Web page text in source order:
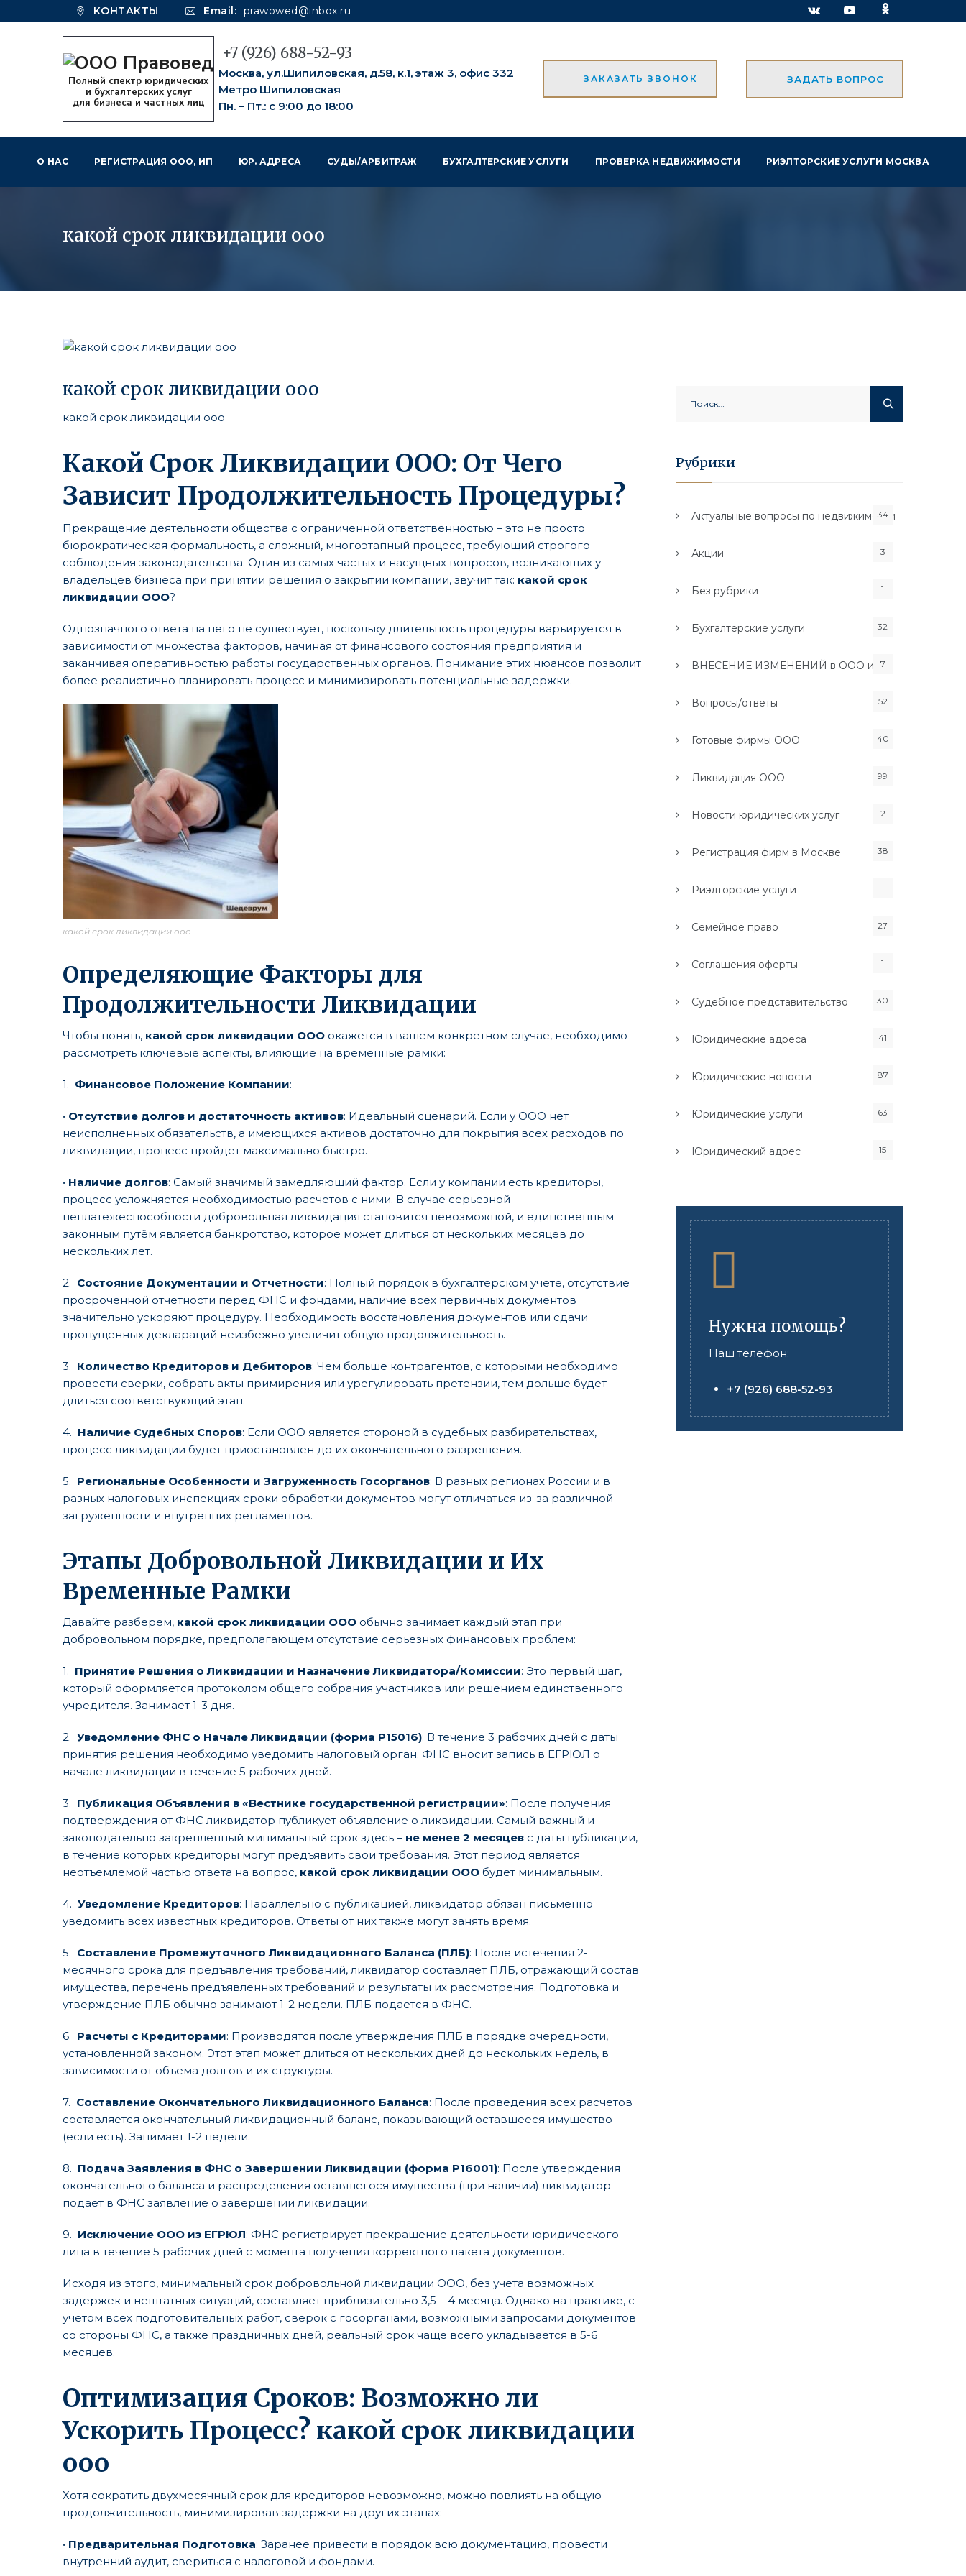
КОНТАКТЫ Email: prawowed@inbox.ru
+7 (926) 688-52-93
Москва, ул.Шипиловская, д.58, к.1, этаж 3, офис 332
Метро Шипиловская
Пн. – Пт.: с 9:00 до 18:00
ЗАКАЗАТЬ ЗВОНОК ЗАДАТЬ ВОПРОС
О НАС РЕГИСТРАЦИЯ ООО, ИП ЮР. АДРЕСА СУДЫ/АРБИТРАЖ БУХГАЛТЕРСКИЕ УСЛУГИ ПРОВЕРКА НЕДВИЖИМОСТИ РИЭЛТОРСКИЕ УСЛУГИ МОСКВА
какой срок ликвидации ооо
какой срок ликвидации ооо
какой срок ликвидации ооо
Какой Срок Ликвидации ООО: От Чего
Зависит Продолжительность Процедуры?
Прекращение деятельности общества с ограниченной ответственностью – это не просто
бюрократическая формальность, а сложный, многоэтапный процесс, требующий строгого
соблюдения законодательства. Один из самых частых и насущных вопросов, возникающих у
владельцев бизнеса при принятии решения о закрытии компании, звучит так: какой срок
ликвидации ООО?
Однозначного ответа на него не существует, поскольку длительность процедуры варьируется в
зависимости от множества факторов, начиная от финансового состояния предприятия и
заканчивая оперативностью работы государственных органов. Понимание этих нюансов позволит
более реалистично планировать процесс и минимизировать потенциальные задержки.
какой срок ликвидации ооо
Определяющие Факторы для
Продолжительности Ликвидации
Чтобы понять, какой срок ликвидации ООО окажется в вашем конкретном случае, необходимо
рассмотреть ключевые аспекты, влияющие на временные рамки:
1. Финансовое Положение Компании:
• Отсутствие долгов и достаточность активов: Идеальный сценарий. Если у ООО нет
неисполненных обязательств, а имеющихся активов достаточно для покрытия всех расходов по
ликвидации, процесс пройдет максимально быстро.
• Наличие долгов: Самый значимый замедляющий фактор. Если у компании есть кредиторы,
процесс усложняется необходимостью расчетов с ними. В случае серьезной
неплатежеспособности добровольная ликвидация становится невозможной, и единственным
законным путём является банкротство, которое может длиться от нескольких месяцев до
нескольких лет.
2. Состояние Документации и Отчетности: Полный порядок в бухгалтерском учете, отсутствие
просроченной отчетности перед ФНС и фондами, наличие всех первичных документов
значительно ускоряют процедуру. Необходимость восстановления документов или сдачи
пропущенных деклараций неизбежно увеличит общую продолжительность.
3. Количество Кредиторов и Дебиторов: Чем больше контрагентов, с которыми необходимо
провести сверки, собрать акты примирения или урегулировать претензии, тем дольше будет
длиться соответствующий этап.
4. Наличие Судебных Споров: Если ООО является стороной в судебных разбирательствах,
процесс ликвидации будет приостановлен до их окончательного разрешения.
5. Региональные Особенности и Загруженность Госорганов: В разных регионах России и в
разных налоговых инспекциях сроки обработки документов могут отличаться из-за различной
загруженности и внутренних регламентов.
Этапы Добровольной Ликвидации и Их
Временные Рамки
Давайте разберем, какой срок ликвидации ООО обычно занимает каждый этап при
добровольном порядке, предполагающем отсутствие серьезных финансовых проблем:
1. Принятие Решения о Ликвидации и Назначение Ликвидатора/Комиссии: Это первый шаг,
который оформляется протоколом общего собрания участников или решением единственного
учредителя. Занимает 1-3 дня.
2. Уведомление ФНС о Начале Ликвидации (форма Р15016): В течение 3 рабочих дней с даты
принятия решения необходимо уведомить налоговый орган. ФНС вносит запись в ЕГРЮЛ о
начале ликвидации в течение 5 рабочих дней.
3. Публикация Объявления в «Вестнике государственной регистрации»: После получения
подтверждения от ФНС ликвидатор публикует объявление о ликвидации. Самый важный и
законодательно закрепленный минимальный срок здесь – не менее 2 месяцев с даты публикации,
в течение которых кредиторы могут предъявить свои требования. Этот период является
неотъемлемой частью ответа на вопрос, какой срок ликвидации ООО будет минимальным.
4. Уведомление Кредиторов: Параллельно с публикацией, ликвидатор обязан письменно
уведомить всех известных кредиторов. Ответы от них также могут занять время.
5. Составление Промежуточного Ликвидационного Баланса (ПЛБ): После истечения 2-
месячного срока для предъявления требований, ликвидатор составляет ПЛБ, отражающий состав
имущества, перечень предъявленных требований и результаты их рассмотрения. Подготовка и
утверждение ПЛБ обычно занимают 1-2 недели. ПЛБ подается в ФНС.
6. Расчеты с Кредиторами: Производятся после утверждения ПЛБ в порядке очередности,
установленной законом. Этот этап может длиться от нескольких дней до нескольких недель, в
зависимости от объема долгов и их структуры.
7. Составление Окончательного Ликвидационного Баланса: После проведения всех расчетов
составляется окончательный ликвидационный баланс, показывающий оставшееся имущество
(если есть). Занимает 1-2 недели.
8. Подача Заявления в ФНС о Завершении Ликвидации (форма Р16001): После утверждения
окончательного баланса и распределения оставшегося имущества (при наличии) ликвидатор
подает в ФНС заявление о завершении ликвидации.
9. Исключение ООО из ЕГРЮЛ: ФНС регистрирует прекращение деятельности юридического
лица в течение 5 рабочих дней с момента получения корректного пакета документов.
Исходя из этого, минимальный срок добровольной ликвидации ООО, без учета возможных
задержек и нештатных ситуаций, составляет приблизительно 3,5 – 4 месяца. Однако на практике, с
учетом всех подготовительных работ, сверок с госорганами, возможными запросами документов
со стороны ФНС, а также праздничных дней, реальный срок чаще всего укладывается в 5-6
месяцев.
Оптимизация Сроков: Возможно ли
Ускорить Процесс? какой срок ликвидации
ооо
Хотя сократить двухмесячный срок для кредиторов невозможно, можно повлиять на общую
продолжительность, минимизировав задержки на других этапах:
• Предварительная Подготовка: Заранее привести в порядок всю документацию, провести
внутренний аудит, свериться с налоговой и фондами.
Рубрики
Актуальные вопросы по недвижимости
34
Акции 3
Без рубрики 1
Бухгалтерские услуги 32
ВНЕСЕНИЕ ИЗМЕНЕНИЙ в ООО и ИП
7
Вопросы/ответы 52
Готовые фирмы ООО 40
Ликвидация ООО 99
Новости юридических услуг 2
Регистрация фирм в Москве 38
Риэлторские услуги 1
Семейное право 27
Соглашения оферты 1
Судебное представительство 30
Юридические адреса 41
Юридические новости 87
Юридические услуги 63
Юридический адрес 15
Нужна помощь?
Наш телефон:
+7 (926) 688-52-93